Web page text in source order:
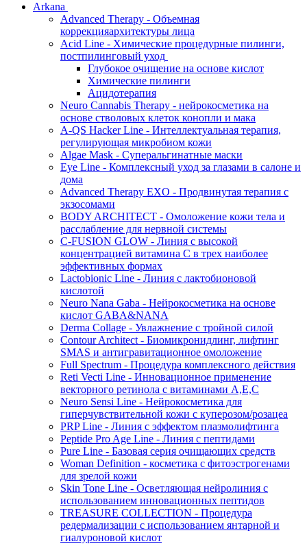
Arkana
Advanced Therapy - Объемная
коррекцияархитектуры лица
Acid Line - Химические процедурные пилинги,
постпилинговый уход
Глубокое очищение на основе кислот
Химические пилинги
Ацидотерапия
Neuro Cannabis Therapy - нейрокосметика на
основе стволовых клеток конопли и мака
A-QS Hacker Line - Интеллектуальная терапия,
регулирующая микробиом кожи
Algae Mask - Суперальгинатные маски
Eye Line - Комплексный уход за глазами в салоне и
дома
Advanced Therapy EXO - Продвинутая терапия с
экзосомами
BODY ARCHITECT - Омоложение кожи тела и
расслабление для нервной системы
C-FUSION GLOW - Линия с высокой
концентрацией витамина C в трех наиболее
эффективных формах
Lactobionic Line - Линия с лактобионовой
кислотой
Neuro Nana Gaba - Нейрокосметика на основе
кислот GABA&NANA
Derma Collage - Увлажнение с тройной силой
Contour Architect - Биомикронидлинг, лифтинг
SMAS и антигравитационное омоложение
Full Spectrum - Процедура комплексного действия
Reti Vecti Line - Инновационное применение
векторного ретинола с витаминами A,Е,С
Neuro Sensi Line - Нейрокосметика для
гиперчувствительной кожи с куперозом/розацеа
PRP Line - Линия с эффектом плазмолифтинга
Peptide Pro Age Line - Линия с пептидами
Pure Line - Базовая серия очищающих средств
Woman Definition - косметика с фитоэстрогенами
для зрелой кожи
Skin Tone Line - Осветляющая нейролиния с
использованием инновационных пептидов
TREASURE COLLECTION - Процедура
редермализации с использованием янтарной и
гиалуроновой кислот